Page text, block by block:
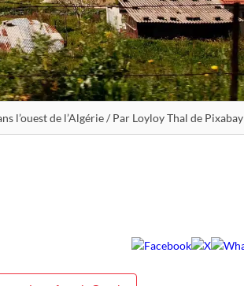
l’ouest de l’Algérie / Par Loyloy Thal de Pixabay